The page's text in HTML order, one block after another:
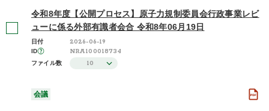
2026年度 / 令和8年度
2025年度 / 令和7年度
(3)
2024年度 / 令和6年度
関連性
令和8年度【公開プロセス】原子力規制委員会行政事業レビ
ューに係る外部有識者会合 令和8年06月19日
日付 2026-06-19
ID NRA100018734
ファイル数 10
会議